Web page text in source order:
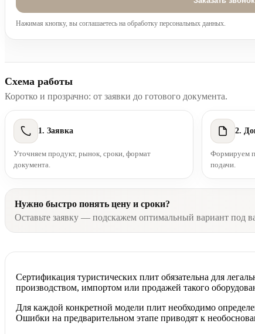
Нажимая кнопку, вы соглашаетесь на обработку персональных данных.
Схема работы
Коротко и прозрачно: от заявки до готового документа.
1. Заявка
Уточняем продукт, рынок, сроки, формат
документа.
2.
Формируем
подачи.
Нужно быстро понять цену и сроки?
Оставьте заявку — подскажем оптимальный вариант под
Сертификация туристических плит обязательна для
производством, импортом или продажей такого
Для каждой конкретной модели плит необходимо
Ошибки на предварительном этапе приводят к